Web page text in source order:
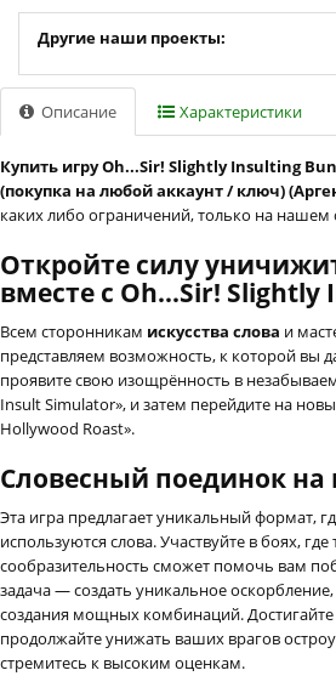
Другие наши проекты:
Описание Характеристики
Купить игру Oh...Sir! Slightly Insulting
(покупка на любой аккаунт / ключ)
каких либо ограничений, только на нашем
Откройте силу
вместе с Oh...Sir!
Всем сторонникам искусства слова и
представляем возможность, к которой вы
проявите свою изощрённость в
Insult Simulator», и затем перейдите на
Hollywood Roast».
Словесный поединок
Эта игра предлагает уникальный формат,
используются слова. Участвуйте в боях,
сообразительность сможет помочь вам
задача — создать уникальное
создания мощных комбинаций.
продолжайте унижать ваших врагов
стремитесь к высоким оценкам.